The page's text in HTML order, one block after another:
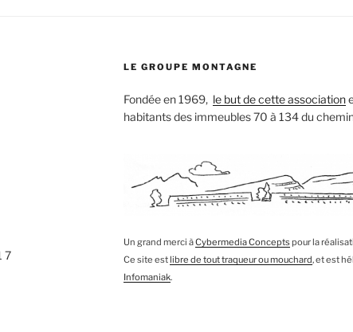
7
LE GROUPE MONTAGNE
Fondée en 1969, le but de cette association
habitants des immeubles 70 à 134 du
Un grand merci àCybermedia Conceptspour la
Ce site estlibre de tout traqueur ou mouchard, et est
Infomaniak.